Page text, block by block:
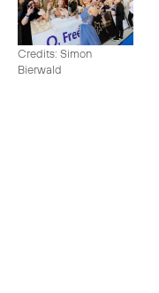
Credits: Simon
Bierwald